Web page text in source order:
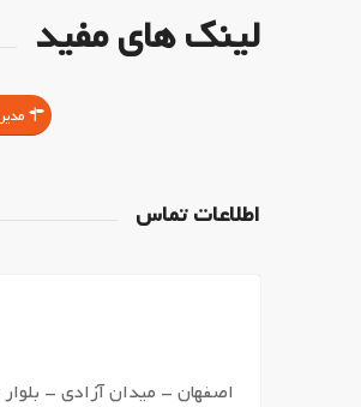
لینک های مفید
اطلاعات تماس
اصفهان – میدان آزادی –